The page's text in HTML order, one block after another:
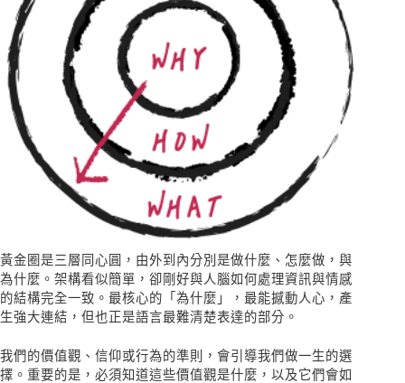
黃金圈是三層同心圓，由外到內分別是做什麼、怎麼做，與
為什麼。架構看似簡單，卻剛好與人腦如何處理資訊與情感
的結構完全一致。最核心的「為什麼」，最能撼動人心，產
生強大連結，但也正是語言最難清楚表達的部分。
我們的價值觀、信仰或行為的準則，會引導我們做一生的選
擇。重要的是，必須知道這些價值觀是什麼，以及它們會如